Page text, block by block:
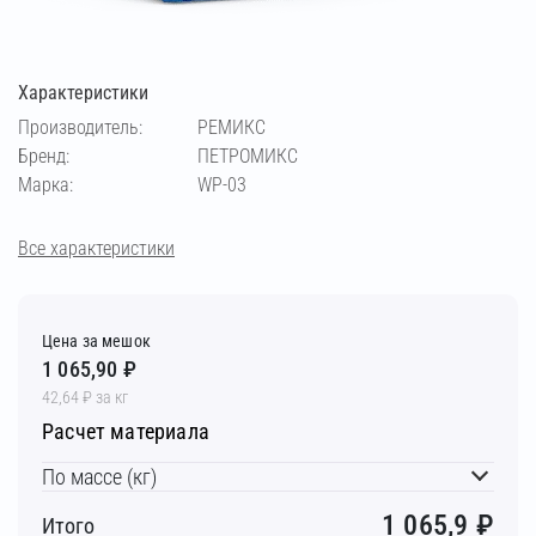
Характеристики
Производитель:
РЕМИКС
Бренд:
ПЕТРОМИКС
Марка:
WP-03
Все характеристики
Цена за мешок
1 065,90 ₽
42,64 ₽ за кг
Расчет материала
По массе (кг)
Итого
1 065,9 ₽